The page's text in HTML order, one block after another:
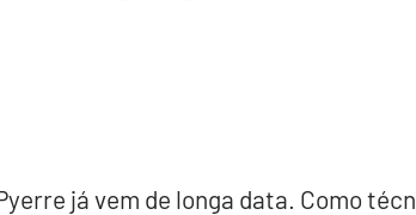
já vem de longa data. Como